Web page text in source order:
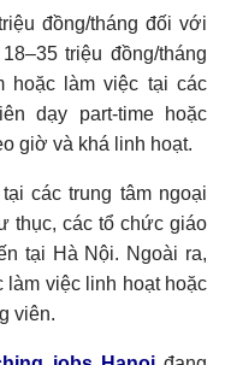
đồng/tháng đối với
triệu đồng/tháng
hoặc làm việc tại các
dạy part-time hoặc
giờ và khá linh hoạt.
các trung tâm ngoại
thục, các tổ chức giáo
tại Hà Nội. Ngoài ra,
việc linh hoạt hoặc
viên.